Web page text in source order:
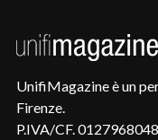
UnifiMagazine è un
Firenze.
P.IVA/CF.